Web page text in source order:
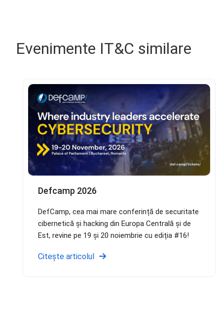
Evenimente IT&C similare
Defcamp 2026
DefCamp, cea mai mare conferință de securitate
cibernetică și hacking din Europa Centrală și de
Est, revine pe 19 și 20 noiembrie cu ediția #16!
Citește articolul